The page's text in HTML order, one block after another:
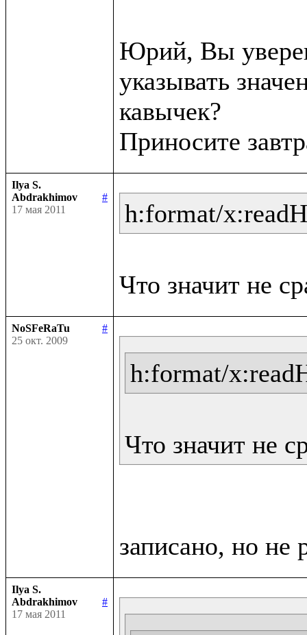
Юрий, Вы
указывать
кавычек?
Ilya S.
Abdrakhimov
#
17 мая 2011
h:format/
NoSFeRaTu
#
25 окт. 2009
h:format/
Что значит не
Ilya S.
Abdrakhimov
#
17 мая 2011